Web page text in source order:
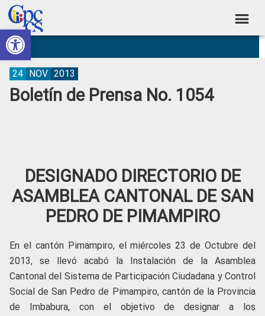
Abrir barra de herramientas
Skip
to
primary
navigation
Skip
to
main
content
Skip
to
primary
sidebar
Skip
to
footer
Consejo
de
Participación
Ciudadana
Construyendo
Poder
Ciudadano
Boletín de Prensa No. 1054
24 NOV 2013
DESIGNADO DIRECTORIO DE
ASAMBLEA CANTONAL DE SAN
PEDRO DE PIMAMPIRO
En el cantón Pimampiro, el miércoles 23 de Octubre del
2013, se llevó acabó la Instalación de la Asamblea
Cantonal del Sistema de Participación Ciudadana y Control
Social de San Pedro de Pimampiro, cantón de la Provincia
de Imbabura, con el objetivo de designar a los